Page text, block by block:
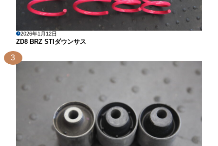
2026年1月12日
ZD8 BRZ STIダウンサス
3